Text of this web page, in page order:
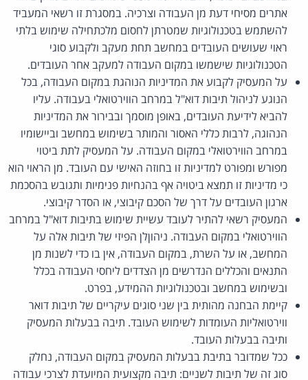
אתרים מסיחי דעת מן העבודה וצרכיה. במסגרת זו רשאי המעביד
להשתמש בטכנולוגיות שמטרתן לחסום מלכתחילה שימוש בלתי
ראוי שעושים העובדים במחשב תחת מעקב ולקבוע סוגי
הטכנולוגיות שישמשו במקום העבודה למעקב אחר העובדים.
על המעסיק לקבוע את המדיניות הנוהגת במקום העבודה, בכל
הנוגע לניהול תיבות דוא"ל במרחב הווירטואלי בעבודה. עליו
להביא לידיעת העובדים, באופן מוסמך ובבירור את המדיניות
הנהוגה, לרבות כללי האסור והמותר בשימוש במחשב וביישומיו
במרחב הווירטואלי במקום העבודה. על המעסיק לתת ביטוי
מפורש ומפורט למדיניות זו בחוזה האישי עם העובד. מן הראוי הוא
כי מדיניות זו תמצא ביטויה אף בהנחיות פנימיות ותגובש בהסכמת
ארגון העובדים על דרך של הסכם קיבוצי, או הסדר קיבוצי.
המעסיק רשאי להתיר לעובד עשיית שימוש בתיבות דוא"ל במרחב
הווירטואלי במקום העבודה. ניהוןלן הפיזי של תיבות אלה על
המחשב, או על השרת, במקום העבודה, אין בו כדי לשנות מן
התנאים והכללים הנדרשים מן הצדדים ליחסי העבודה בכלל
ובשימוש במחשב ובטכנולוגיות ההמידע, בפרט.
קיימת הבחנה מהותית בין שני סוגים עיקריים של תיבות דואר
ווירטואליות העומדות לשימוש העובד. תיבה בבעלות המעסיק
ותיבה בבעלות העובד.
ככל שמדובר בתיבת בבעלות המעסיק במקום העבודה, נחלק
סוג זה של תיבות לשניים: תיבה מקצועית המיועדת לצרכי עבודה